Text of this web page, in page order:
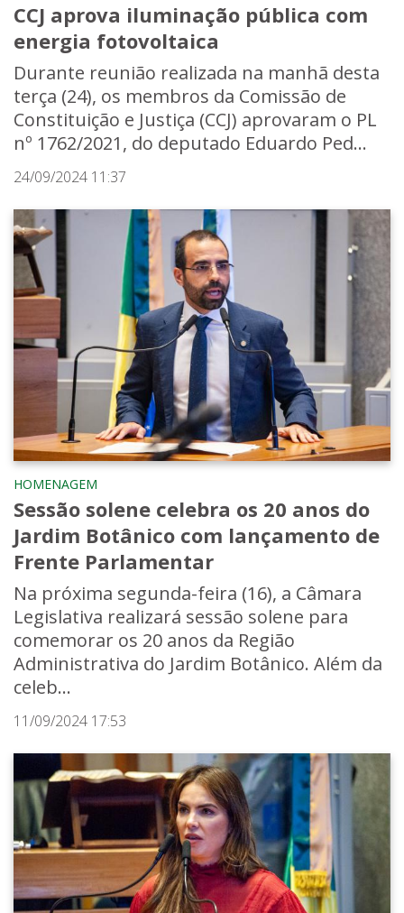
CCJ aprova iluminação pública com
energia fotovoltaica
Durante reunião realizada na manhã desta
terça (24), os membros da Comissão de
Constituição e Justiça (CCJ) aprovaram o PL
nº 1762/2021, do deputado Eduardo Ped...
24/09/2024 11:37
HOMENAGEM
Sessão solene celebra os 20 anos do
Jardim Botânico com lançamento de
Frente Parlamentar
Na próxima segunda-feira (16), a Câmara
Legislativa realizará sessão solene para
comemorar os 20 anos da Região
Administrativa do Jardim Botânico. Além da
celeb...
11/09/2024 17:53